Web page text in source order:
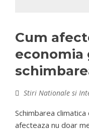
Cum
economia
Stiri Nationale si
Schimbarea
afecteaza nu doar